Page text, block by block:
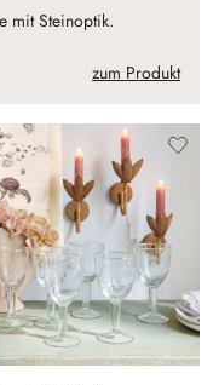
mit Steinoptik.
zum Produkt